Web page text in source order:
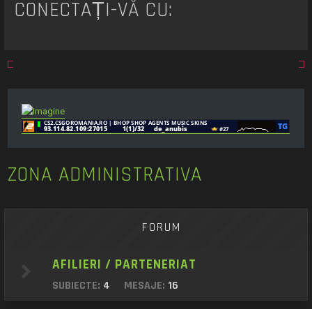
CONECTAȚI-VĂ CU:
ZONA ADMINISTRATIVA
FORUM
AFILIERI / PARTENERIAT
SUBIECTE: 4 MESAJE: 16